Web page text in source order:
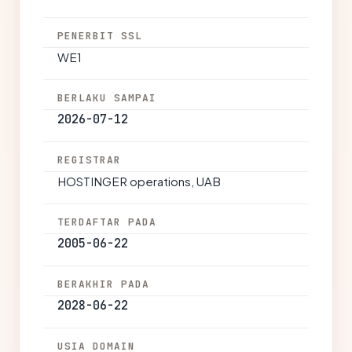
PENERBIT SSL
WE1
BERLAKU SAMPAI
2026-07-12
REGISTRAR
HOSTINGER operations, UAB
TERDAFTAR PADA
2005-06-22
BERAKHIR PADA
2028-06-22
USIA DOMAIN